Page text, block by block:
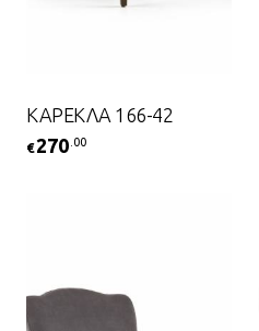
ΚΑΡΕΚΛΑ 166-42
€270 .00